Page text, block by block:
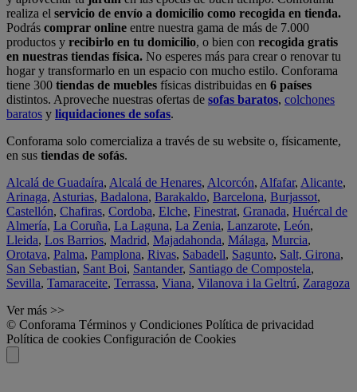
realiza el servicio de envío a domicilio como recogida en tienda.
Podrás comprar online entre nuestra gama de más de 7.000
productos y recibirlo en tu domicilio, o bien con recogida gratis
en nuestras tiendas física. No esperes más para crear o renovar tu
hogar y transformarlo en un espacio con mucho estilo. Conforama
tiene 300 tiendas de muebles físicas distribuidas en 6 países
distintos. Aproveche nuestras ofertas de sofas baratos, colchones
baratos y liquidaciones de sofas.
Conforama solo comercializa a través de su website o, físicamente,
en sus tiendas de sofás.
Alcalá de Guadaíra, Alcalá de Henares, Alcorcón, Alfafar, Alicante,
Arinaga, Asturias, Badalona, Barakaldo, Barcelona, Burjassot,
Castellón, Chafiras, Cordoba, Elche, Finestrat, Granada, Huércal de
Almería, La Coruña, La Laguna, La Zenia, Lanzarote, León,
Lleida, Los Barrios, Madrid, Majadahonda, Málaga, Murcia,
Orotava, Palma, Pamplona, Rivas, Sabadell, Sagunto, Salt, Girona,
San Sebastian, Sant Boi, Santander, Santiago de Compostela,
Sevilla, Tamaraceite, Terrassa, Viana, Vilanova i la Geltrú, Zaragoza
Ver más >>
© Conforama Términos y Condiciones Política de privacidad
Política de cookies Configuración de Cookies